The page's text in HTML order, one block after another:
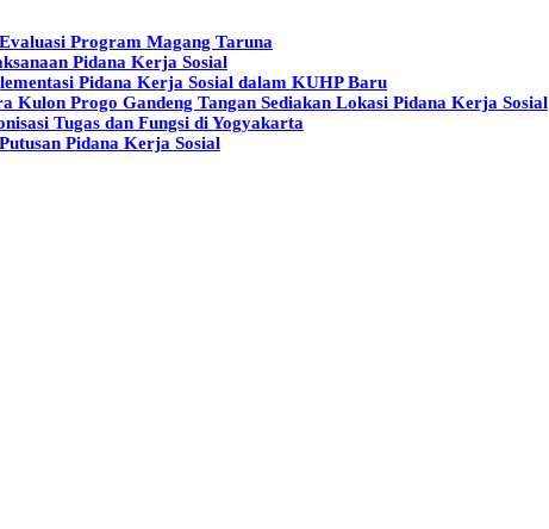
Program Magang Taruna
Pidana Kerja Sosial
Pidana Kerja Sosial dalam KUHP Baru
Progo Gandeng Tangan Sediakan Lokasi Pidana Kerja Sosial
Tugas dan Fungsi di Yogyakarta
Pidana Kerja Sosial